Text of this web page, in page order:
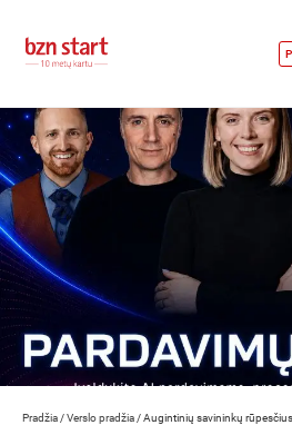
Pradžia /Verslo pradžia /Augintinių savininkų